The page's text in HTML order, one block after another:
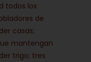
todos los
de
casas;
mantengan
trigo; tres